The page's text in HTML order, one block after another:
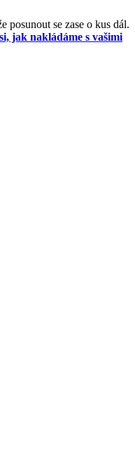
posunout se zase o kus dál.
jak nakládáme s vašimi